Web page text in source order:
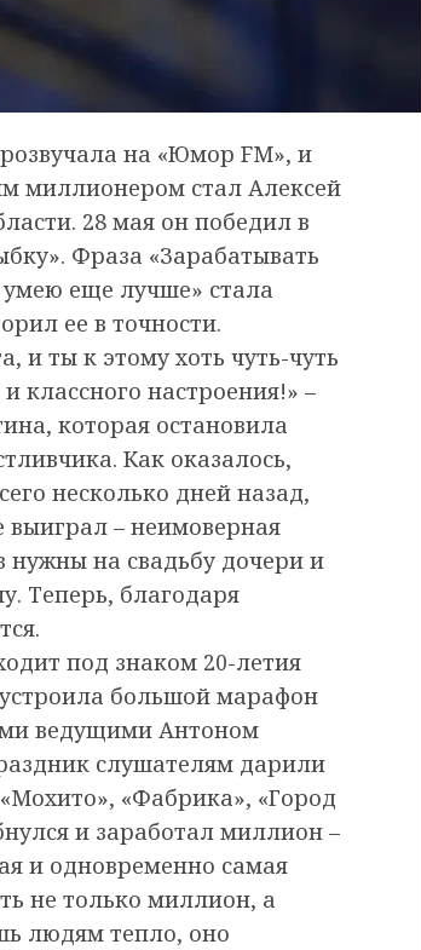
на «Юмор FM», и
миллионером стал Алексей
28 мая он победил в
Фраза «Зарабатывать
умею еще лучше» стала
ее в точности.
и ты к этому хоть чуть-чуть
классного настроения!» –
которая остановила
Как оказалось,
несколько дней назад,
выиграл – неимоверная
нужны на свадьбу дочери и
Теперь, благодаря
под знаком 20-летия
большой марафон
ведущими Антоном
слушателям дарили
«Фабрика», «Город
и заработал миллион –
и одновременно самая
не только миллион, а
людям тепло, оно